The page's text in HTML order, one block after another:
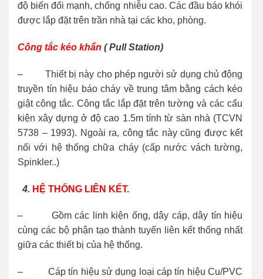
độ biến đổi mạnh, chống nhiễu cao. Các đầu báo khói
được lắp đặt trên trần nhà tại các kho, phòng.
Công tắc kéo khẩn ( Pull Station)
– Thiết bị này cho phép người sử dụng chủ động
truyền tín hiệu báo cháy về trung tâm bằng cách kéo
giật công tắc. Công tắc lắp đặt trên tường và các cấu
kiện xây dựng ở độ cao 1.5m tính từ sàn nhà (TCVN
5738 – 1993). Ngoài ra, công tắc này cũng được kết
nối với hệ thống chữa cháy (cấp nước vách tường,
Spinkler..)
4. HỆ THỐNG LIÊN KẾT.
– Gồm các linh kiện ống, dây cáp, dây tín hiệu
cùng các bộ phận tạo thành tuyến liên kết thống nhất
giữa các thiết bị của hệ thống.
– Cáp tín hiệu sử dụng loại cáp tín hiệu Cu/PVC